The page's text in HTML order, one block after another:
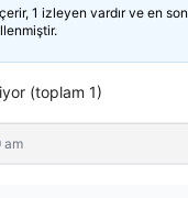
1 izleyen vardır ve en son
(toplam 1)
am